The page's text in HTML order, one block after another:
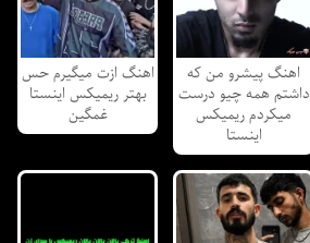
اهنگ پیشرو من که
داشتم همه چیو درست
میکردم ریمیکس
اینستا
اهنگ ازت میگیرم حس
بهتر ریمیکس اینستا
غمگین